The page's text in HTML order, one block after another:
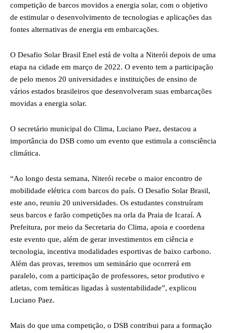
competição de barcos movidos a energia solar, com o objetivo
de estimular o desenvolvimento de tecnologias e aplicações das
fontes alternativas de energia em embarcações.
O Desafio Solar Brasil Enel está de volta a Niterói depois de uma
etapa na cidade em março de 2022. O evento tem a participação
de pelo menos 20 universidades e instituições de ensino de
vários estados brasileiros que desenvolveram suas embarcações
movidas a energia solar.
O secretário municipal do Clima, Luciano Paez, destacou a
importância do DSB como um evento que estimula a consciência
climática.
“Ao longo desta semana, Niterói recebe o maior encontro de
mobilidade elétrica com barcos do país. O Desafio Solar Brasil,
este ano, reuniu 20 universidades. Os estudantes construíram
seus barcos e farão competições na orla da Praia de Icaraí. A
Prefeitura, por meio da Secretaria do Clima, apoia e coordena
este evento que, além de gerar investimentos em ciência e
tecnologia, incentiva modalidades esportivas de baixo carbono.
Além das provas, teremos um seminário que ocorrerá em
paralelo, com a participação de professores, setor produtivo e
atletas, com temáticas ligadas à sustentabilidade”, explicou
Luciano Paez.
Mais do que uma competição, o DSB contribui para a formação